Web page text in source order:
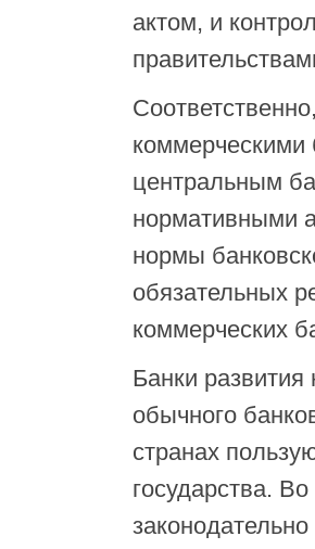
актом, и
коммерческими
центральным
нормативными
нормы
обязательных
коммерческих
Банки
обычного
странах
государства.